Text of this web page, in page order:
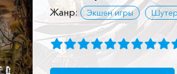
Жанр: Экшен игры